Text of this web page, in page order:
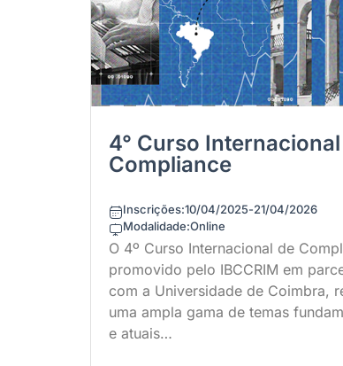
4° Curso
Compliance
Inscrições:10/04/2025-21/04/2026
Modalidade:Online
O 4º Curso Internacional de
promovido pelo IBCCRIM em
com a Universidade de Coimbra,
uma ampla gama de temas
e atuais…